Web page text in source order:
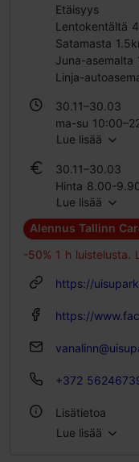
Etäisyys
Lentokentältä
Satamasta
Juna-asemalta
Linja-
30.11–30.03
ma-su
Lue lisää
30.11–30.03
Hinta 8.00-
Oppilaslippu
Lue lisää
Alennus Tallinn
-50% 1 h luistelusta.
https://
https://
+372
Lisätietoa
Lue lisää